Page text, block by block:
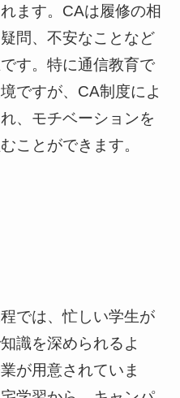
ます。CAは履修の相
問、不安なことなど
す。特に通信教育で
ですが、CA制度によ
、モチベーションを
ことができます。
では、忙しい学生が
識を深められるよ
が用意されていま